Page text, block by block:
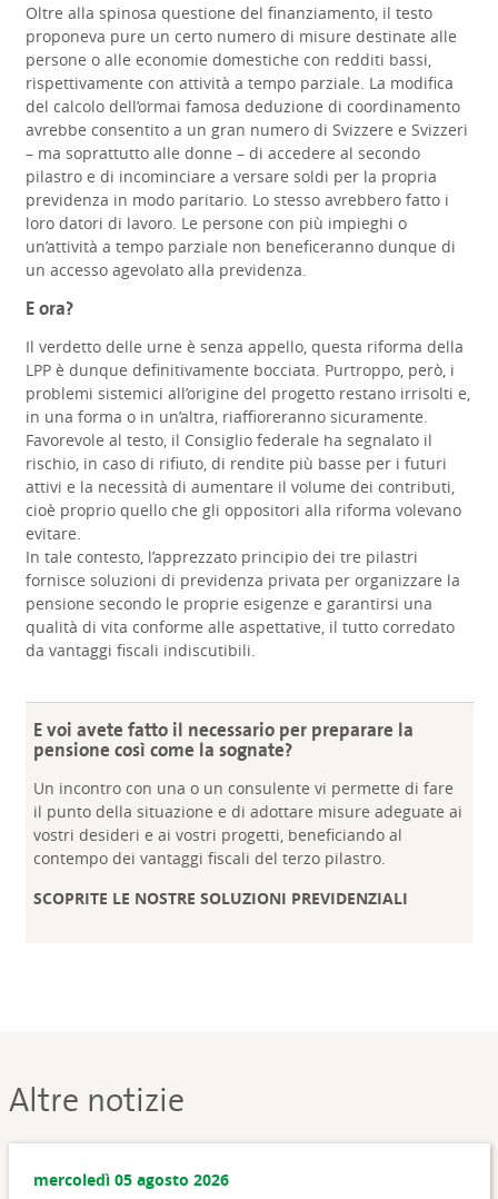
Oltre alla spinosa questione del finanziamento, il testo
proponeva pure un certo numero di misure destinate alle
persone o alle economie domestiche con redditi bassi,
rispettivamente con attività a tempo parziale. La modifica
del calcolo dell’ormai famosa deduzione di coordinamento
avrebbe consentito a un gran numero di Svizzere e Svizzeri
– ma soprattutto alle donne – di accedere al secondo
pilastro e di incominciare a versare soldi per la propria
previdenza in modo paritario. Lo stesso avrebbero fatto i
loro datori di lavoro. Le persone con più impieghi o
un’attività a tempo parziale non beneficeranno dunque di
un accesso agevolato alla previdenza.
E ora?
Il verdetto delle urne è senza appello, questa riforma della
LPP è dunque definitivamente bocciata. Purtroppo, però, i
problemi sistemici all’origine del progetto restano irrisolti e,
in una forma o in un’altra, riaffioreranno sicuramente.
Favorevole al testo, il Consiglio federale ha segnalato il
rischio, in caso di rifiuto, di rendite più basse per i futuri
attivi e la necessità di aumentare il volume dei contributi,
cioè proprio quello che gli oppositori alla riforma volevano
evitare.
In tale contesto, l’apprezzato principio dei tre pilastri
fornisce soluzioni di previdenza privata per organizzare la
pensione secondo le proprie esigenze e garantirsi una
qualità di vita conforme alle aspettative, il tutto corredato
da vantaggi fiscali indiscutibili.
E voi avete fatto il necessario per preparare la
pensione così come la sognate?
Un incontro con una o un consulente vi permette di fare
il punto della situazione e di adottare misure adeguate ai
vostri desideri e ai vostri progetti, beneficiando al
contempo dei vantaggi fiscali del terzo pilastro.
SCOPRITE LE NOSTRE SOLUZIONI PREVIDENZIALI
Altre notizie
mercoledì 05 agosto 2026